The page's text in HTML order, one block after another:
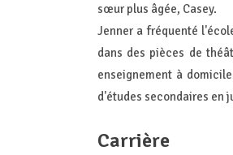
sœur plus âgée, Casey.
Jenner a fréquenté
dans des pièces de
enseignement à
d'études secondaires en
Carrière